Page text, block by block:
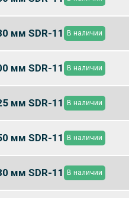
мм SDR-11 В наличии
мм SDR-11 В наличии
мм SDR-11 В наличии
мм SDR-11 В наличии
мм SDR-11 В наличии